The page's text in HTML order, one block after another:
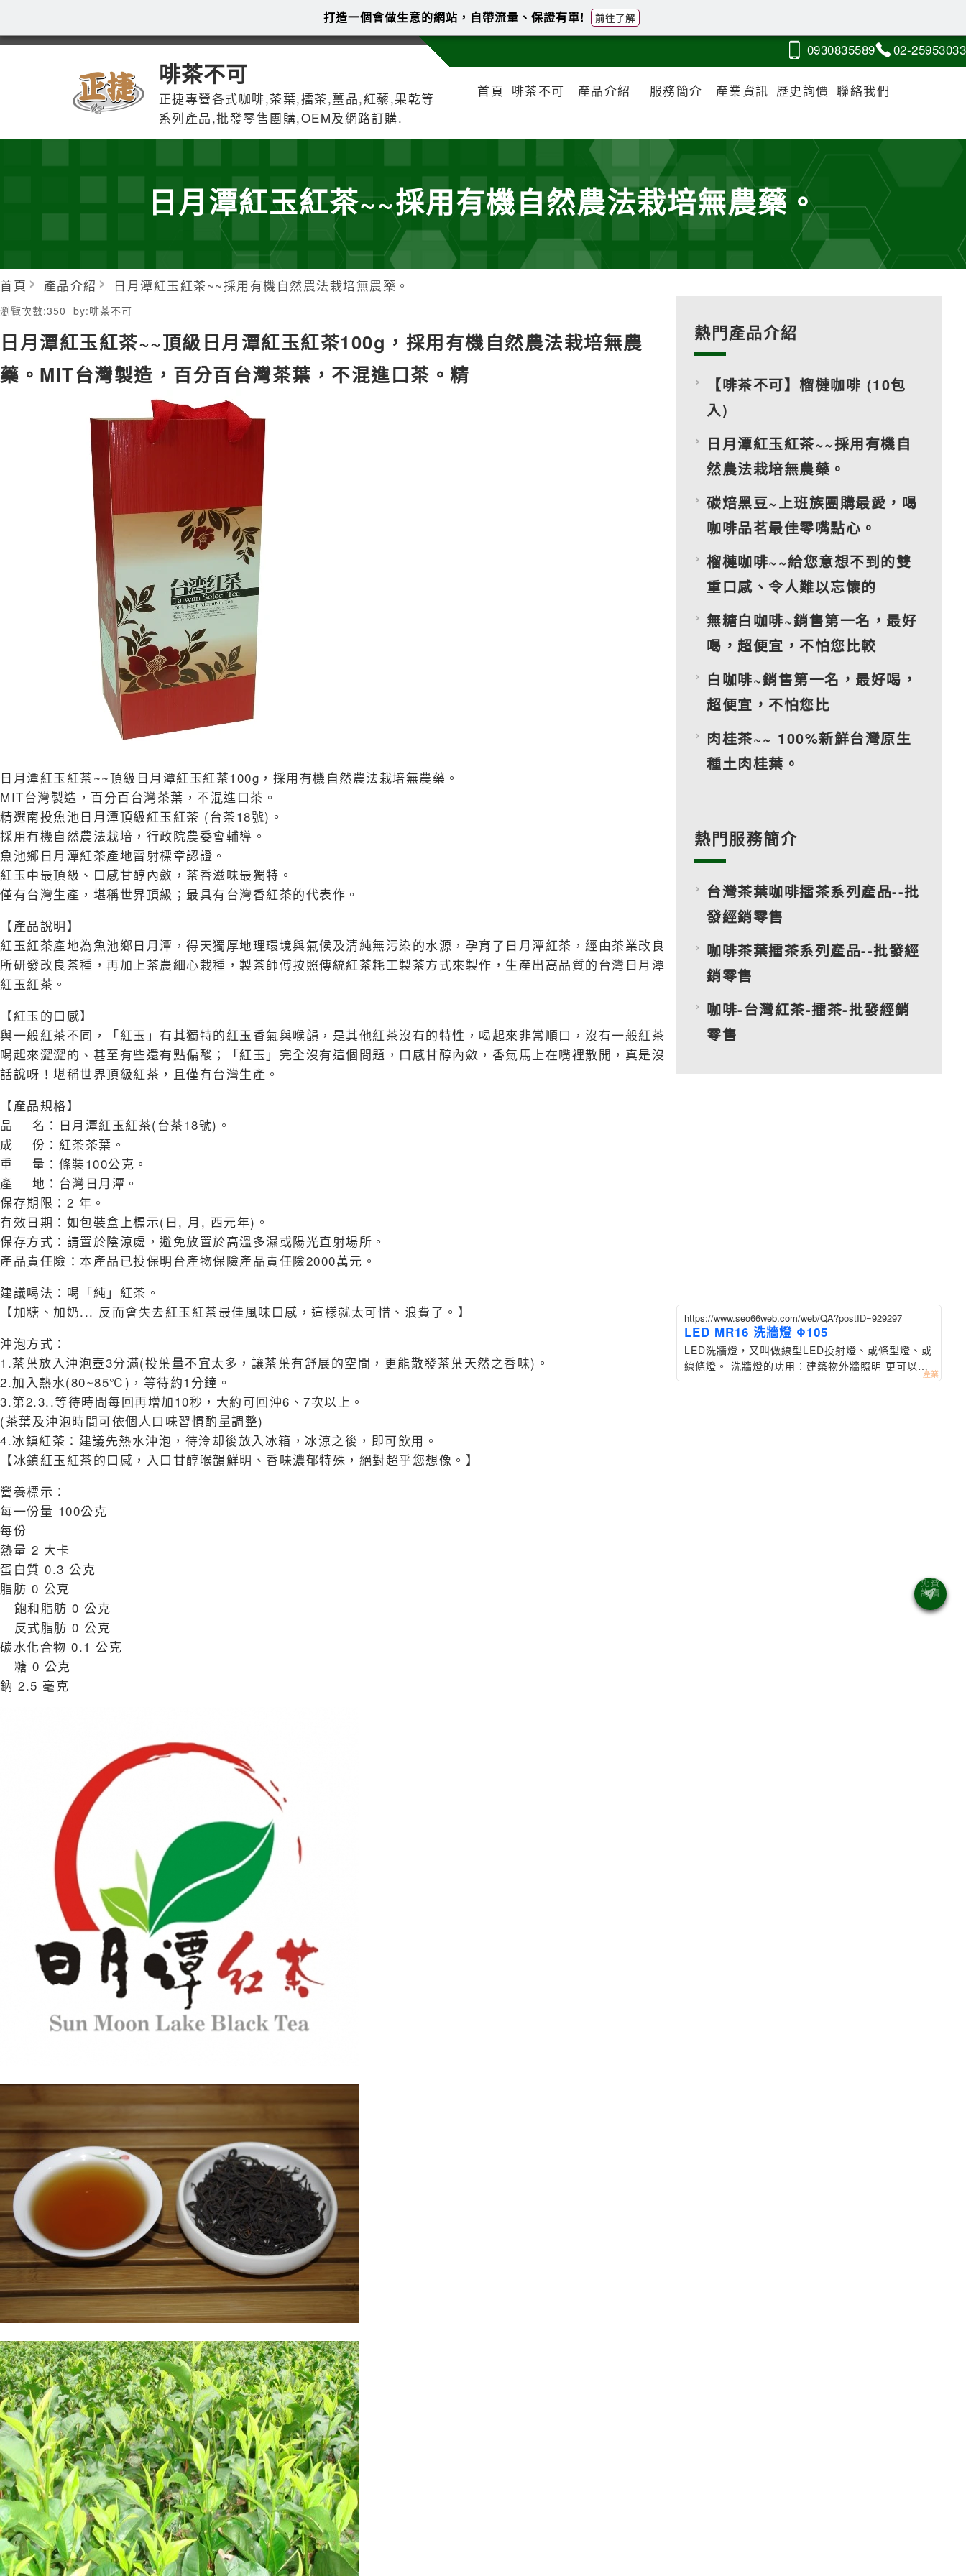
0930835589 02-25953033
啡茶不可
正捷專營各式咖啡,茶葉,擂茶,薑品,紅藜,果乾等
系列產品,批發零售團購,OEM及網路訂購.
首頁 啡茶不可 產品介紹 服務簡介 產業資訊 歷史詢價 聯絡我們
日月潭紅玉紅茶~~採用有機自然農法栽培無農藥。
首頁 產品介紹 日月潭紅玉紅茶~~採用有機自然農法栽培無農藥。
瀏覽次數:350 by:啡茶不可
日月潭紅玉紅茶~~頂級日月潭紅玉紅茶100g，採用有機自然農法栽培無農
藥。MIT台灣製造，百分百台灣茶葉，不混進口茶。精
日月潭紅玉紅茶~~頂級日月潭紅玉紅茶100g，採用有機自然農法栽培無農藥。
MIT台灣製造，百分百台灣茶葉，不混進口茶。
精選南投魚池日月潭頂級紅玉紅茶 (台茶18號)。
採用有機自然農法栽培，行政院農委會輔導。
魚池鄉日月潭紅茶產地雷射標章認證。
紅玉中最頂級、口感甘醇內斂，茶香滋味最獨特。
僅有台灣生產，堪稱世界頂級；最具有台灣香紅茶的代表作。
【產品說明】
紅玉紅茶產地為魚池鄉日月潭，得天獨厚地理環境與氣候及清純無污染的水源，孕育了日月潭紅茶，經由茶業改良
所研發改良茶種，再加上茶農細心栽種，製茶師傅按照傳統紅茶耗工製茶方式來製作，生產出高品質的台灣日月潭
紅玉紅茶。
【紅玉的口感】
與一般紅茶不同，「紅玉」有其獨特的紅玉香氣與喉韻，是其他紅茶沒有的特性，喝起來非常順口，沒有一般紅茶
喝起來澀澀的、甚至有些還有點偏酸；「紅玉」完全沒有這個問題，口感甘醇內斂，香氣馬上在嘴裡散開，真是沒
話說呀！堪稱世界頂級紅茶，且僅有台灣生產。
【產品規格】
品 名：日月潭紅玉紅茶(台茶18號)。
成 份：紅茶茶葉。
重 量：條裝100公克。
產 地：台灣日月潭。
保存期限：2 年。
有效日期：如包裝盒上標示(日, 月, 西元年)。
保存方式：請置於陰涼處，避免放置於高溫多濕或陽光直射場所。
產品責任險：本產品已投保明台產物保險產品責任險2000萬元。
建議喝法：喝「純」紅茶。
【加糖、加奶... 反而會失去紅玉紅茶最佳風味口感，這樣就太可惜、浪費了。】
沖泡方式：
1.茶葉放入沖泡壺3分滿(投葉量不宜太多，讓茶葉有舒展的空間，更能散發茶葉天然之香味)。
2.加入熱水(80~85℃)，等待約1分鐘。
3.第2.3..等待時間每回再增加10秒，大約可回沖6、7次以上。
(茶葉及沖泡時間可依個人口味習慣酌量調整)
4.冰鎮紅茶：建議先熱水沖泡，待泠却後放入冰箱，冰涼之後，即可飲用。
【冰鎮紅玉紅茶的口感，入口甘醇喉韻鮮明、香味濃郁特殊，絕對超乎您想像。】
營養標示：
每一份量 100公克
每份
熱量 2 大卡
蛋白質 0.3 公克
脂肪 0 公克
飽和脂肪 0 公克
反式脂肪 0 公克
碳水化合物 0.1 公克
糖 0 公克
鈉 2.5 毫克
熱門產品介紹
【啡茶不可】榴槤咖啡 (10包
入)
日月潭紅玉紅茶~~採用有機自
然農法栽培無農藥。
碳焙黑豆~上班族團購最愛，喝
咖啡品茗最佳零嘴點心。
榴槤咖啡~~給您意想不到的雙
重口感、令人難以忘懷的
無糖白咖啡~銷售第一名，最好
喝，超便宜，不怕您比較
白咖啡~銷售第一名，最好喝，
超便宜，不怕您比
肉桂茶~~ 100%新鮮台灣原生
種土肉桂葉。
熱門服務簡介
台灣茶葉咖啡擂茶系列產品--批
發經銷零售
咖啡茶葉擂茶系列產品--批發經
銷零售
咖啡-台灣紅茶-擂茶-批發經銷
零售
https://www.seo66web.com/web/QA?postID=929297
LED MR16 洗牆燈 Φ105
LED洗牆燈，又叫做線型LED投射燈、或條型燈、或
線條燈。 洗牆燈的功用：建築物外牆照明 更可以應
用在建築裝
打造一個會做生意的網站，自帶流量、保證有單! 前往了解